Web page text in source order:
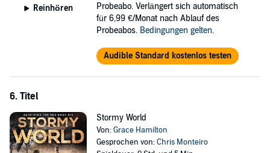
Reinhören
Probeabo. Verlängert sich automatisch
für 6,99 €/Monat nach Ablauf des
Probeabos. Bedingungen gelten.
Audible Standard kostenlos testen
6. Titel
Stormy World
Von:Grace Hamilton
Gesprochen von:Chris Monteiro